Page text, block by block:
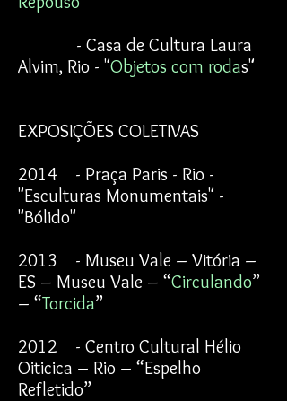
- Casa de Cultura Laura
Alvim, Rio - "Objetos com rodas"
EXPOSIÇÕES COLETIVAS
2014 - Praça Paris - Rio -
"Esculturas Monumentais" -
"Bólido"
2013 - Museu Vale – Vitória –
ES – Museu Vale – “Circulando”
– “Torcida”
2012 - Centro Cultural Hélio
Oiticica – Rio – “Espelho
Refletido”